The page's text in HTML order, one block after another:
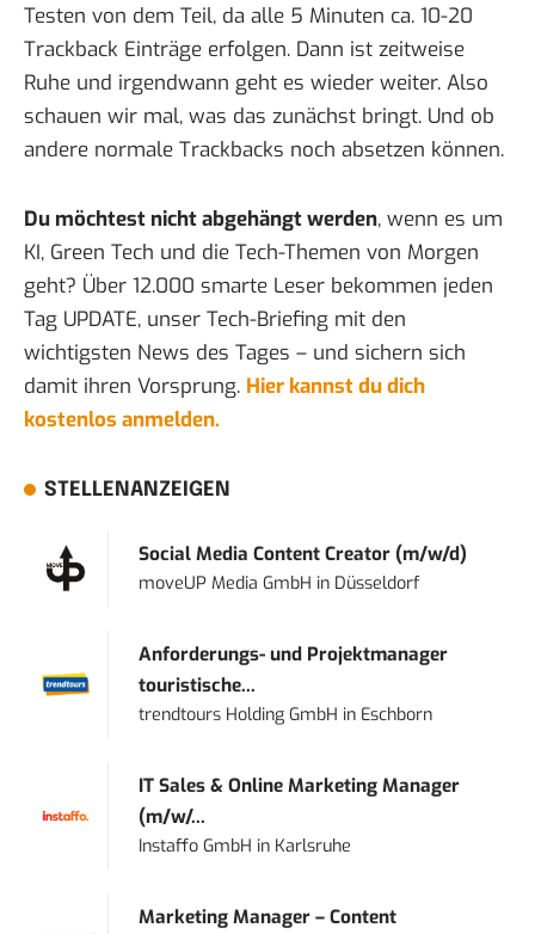
Testen von dem Teil, da alle 5 Minuten ca. 10-20
Trackback Einträge erfolgen. Dann ist zeitweise
Ruhe und irgendwann geht es wieder weiter. Also
schauen wir mal, was das zunächst bringt. Und ob
andere normale Trackbacks noch absetzen können.
Du möchtest nicht abgehängt werden, wenn es um
KI, Green Tech und die Tech-Themen von Morgen
geht? Über 12.000 smarte Leser bekommen jeden
Tag UPDATE, unser Tech-Briefing mit den
wichtigsten News des Tages – und sichern sich
damit ihren Vorsprung. Hier kannst du dich
kostenlos anmelden.
STELLENANZEIGEN
Social Media Content Creator (m/w/d)
moveUP Media GmbH in Düsseldorf
Anforderungs- und Projektmanager
touristische...
trendtours Holding GmbH in Eschborn
IT Sales & Online Marketing Manager
(m/w/...
Instaffo GmbH in Karlsruhe
Marketing Manager – Content